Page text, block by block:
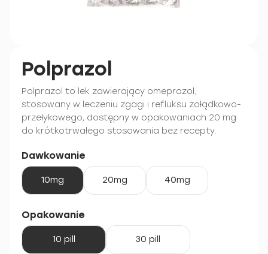
Polprazol
Polprazol to lek zawierający omeprazol,
stosowany w leczeniu zgagi i refluksu żołądkowo-
przełykowego, dostępny w opakowaniach 20 mg
do krótkotrwałego stosowania bez recepty.
Dawkowanie
10mg 20mg 40mg
Opakowanie
10 pill 30 pill